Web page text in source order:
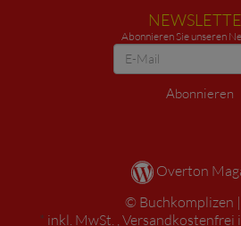
Abonnieren Sie unseren
Abonnieren
Overton
Buchkomplizen
* inkl. MwSt. , Versandkostenfrei